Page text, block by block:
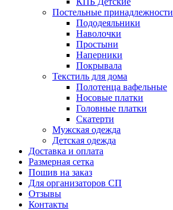
Постельные принадлежности
Пододеяльники
Наволочки
Простыни
Наперники
Покрывала
Текстиль для дома
Полотенца вафельные
Носовые платки
Головные платки
Скатерти
Мужская одежда
Детская одежда
Доставка и оплата
Размерная сетка
Пошив на заказ
Для организаторов СП
Отзывы
Контакты